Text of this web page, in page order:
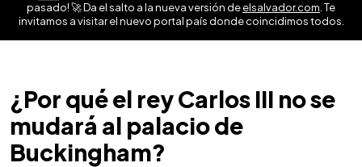
pasado! 🚀 Da el salto a la nueva versión deelsalvador.com . Te
invitamos a visitar el nuevo portal país donde coincidimos todos.
¿Por qué el rey Carlos III no se
mudará al palacio de
Buckingham?